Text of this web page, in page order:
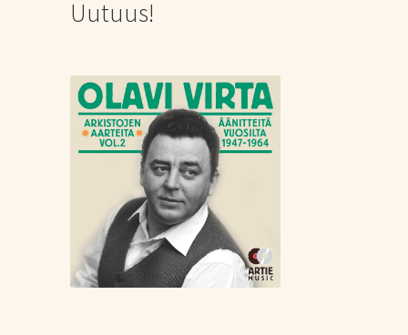
Uutuus!